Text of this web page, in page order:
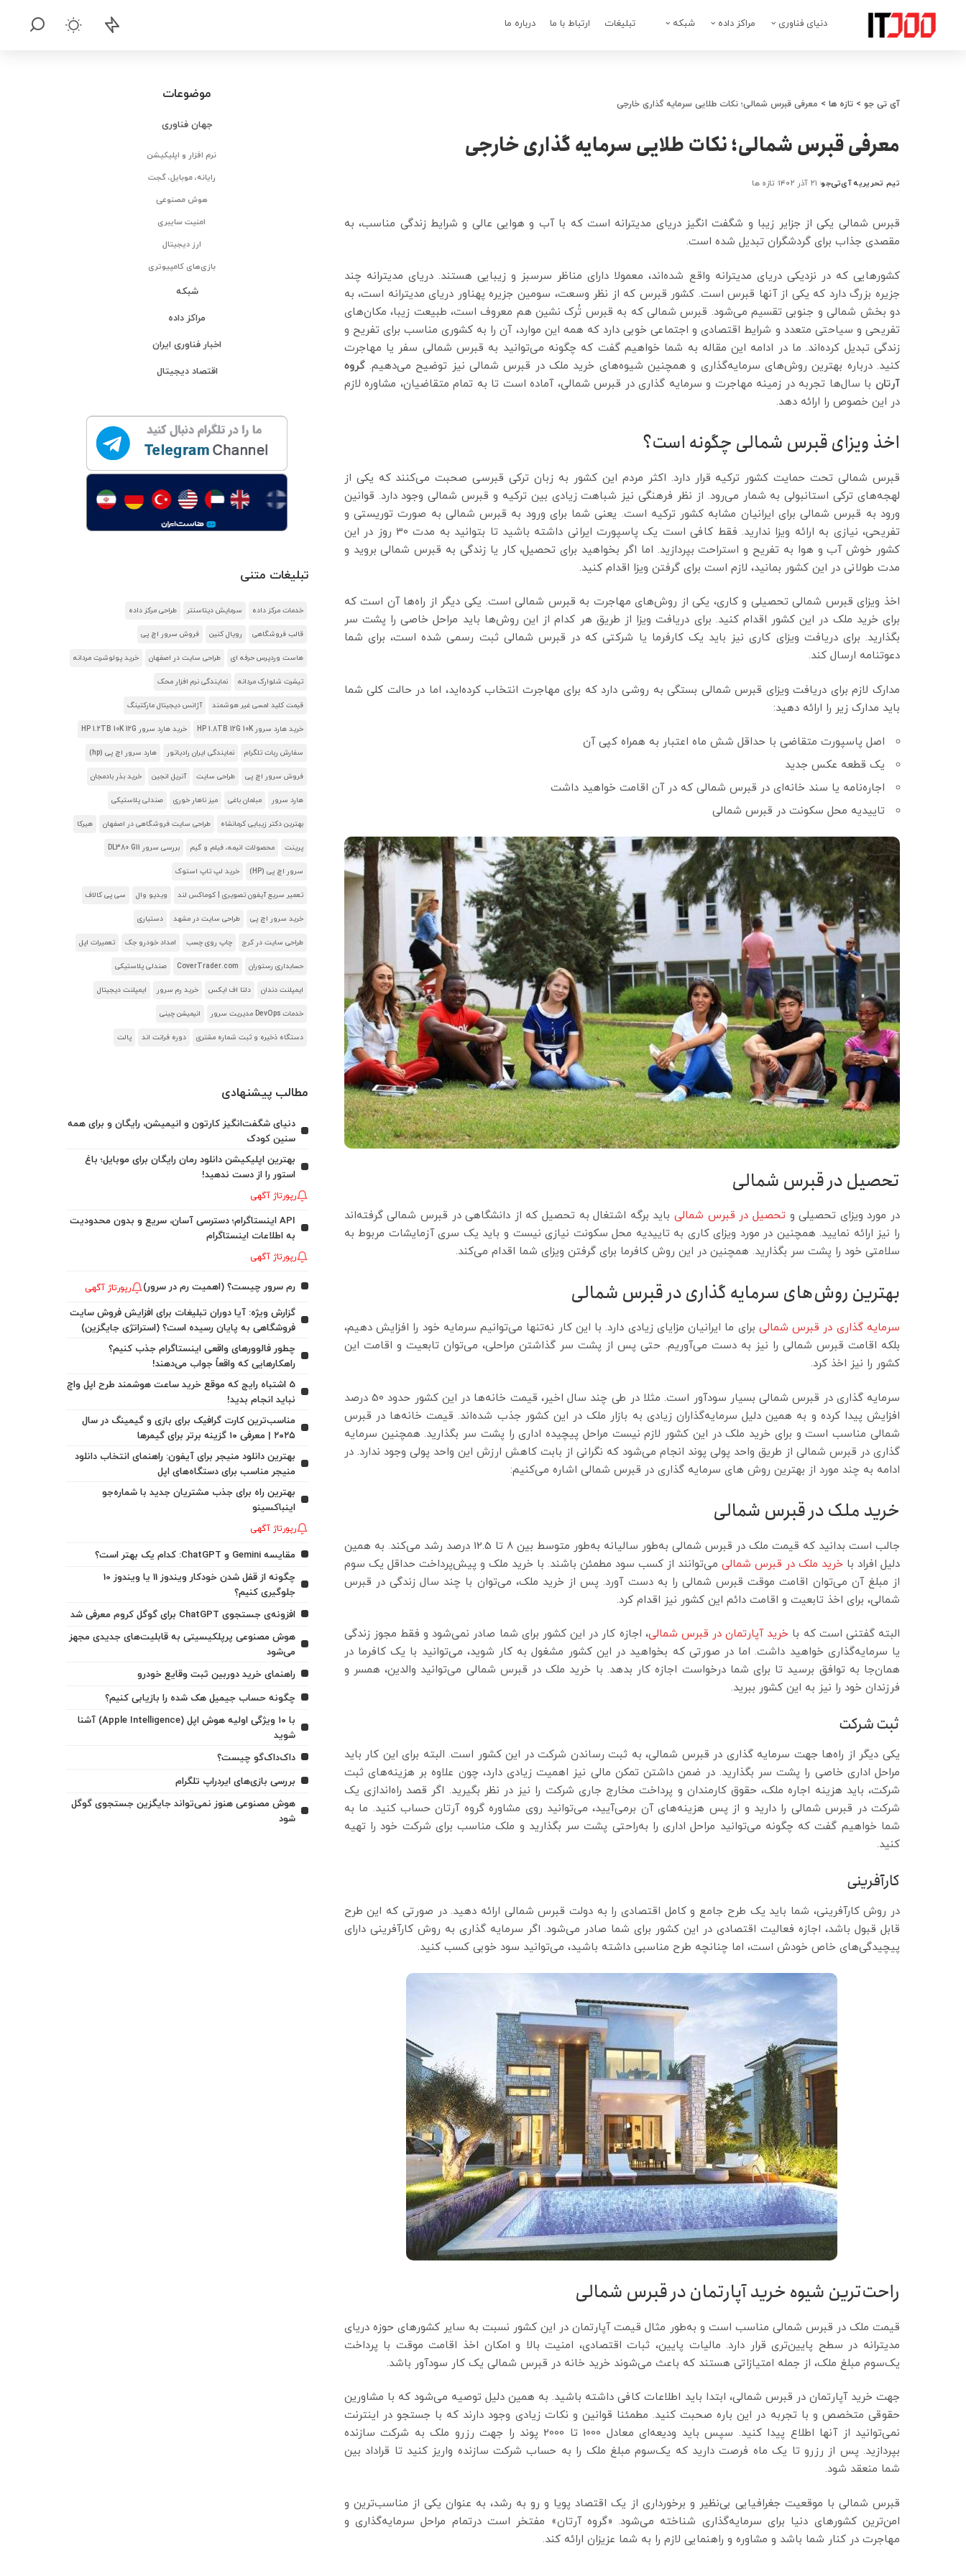
دنیای فناوری مراکز داده شبکه تبلیغات ارتباط با ما درباره ما
آی تی جو > تازه ها > معرفی قبرس شمالی؛ نکات طلایی سرمایه گذاری خارجی
معرفی قبرس شمالی؛ نکات طلایی سرمایه گذاری خارجی
ارسال
تیم تحریریه آی‌تی‌جو ۲۱ آذر ۱۴۰۲ تازه ها
قبرس شمالی یکی از جزایر زیبا و شگفت انگیز دریای مدیترانه است که با آب و هوایی عالی و شرایط زندگی مناسب، به
مقصدی جذاب برای گردشگران تبدیل شده است.
کشورهایی که در نزدیکی دریای مدیترانه واقع شده‌اند، معمولا دارای مناظر سرسبز و زیبایی هستند. دریای مدیترانه چند
جزیره بزرگ دارد که یکی از آنها قبرس است. کشور قبرس که از نظر وسعت، سومین جزیره پهناور دریای مدیترانه است، به
دو بخش شمالی و جنوبی تقسیم می‌شود. قبرس شمالی که به قبرس تُرک نشین هم معروف است، طبیعت زیبا، مکان‌های
تفریحی و سیاحتی متعدد و شرایط اقتصادی و اجتماعی خوبی دارد که همه این موارد، آن را به کشوری مناسب برای تفریح و
زندگی تبدیل کرده‌اند. ما در ادامه این مقاله به شما خواهیم گفت که چگونه می‌توانید به قبرس شمالی سفر یا مهاجرت
کنید. درباره بهترین روش‌های سرمایه‌گذاری و همچنین شیوه‌های خرید ملک در قبرس شمالی نیز توضیح می‌دهیم.گروه
آرتان با سال‌ها تجربه در زمینه مهاجرت و سرمایه گذاری در قبرس شمالی، آماده است تا به تمام متقاضیان، مشاوره لازم
در این خصوص را ارائه دهد.
اخذ ویزای قبرس شمالی چگونه است؟
قبرس شمالی تحت حمایت کشور ترکیه قرار دارد. اکثر مردم این کشور به زبان ترکی قبرسی صحبت می‌کنند که یکی از
لهجه‌های ترکی استانبولی به شمار می‌رود. از نظر فرهنگی نیز شباهت زیادی بین ترکیه و قبرس شمالی وجود دارد. قوانین
ورود به قبرس شمالی برای ایرانیان مشابه کشور ترکیه است. یعنی شما برای ورود به قبرس شمالی به صورت توریستی و
تفریحی، نیازی به ارائه ویزا ندارید. فقط کافی است یک پاسپورت ایرانی داشته باشید تا بتوانید به مدت 30 روز در این
کشور خوش آب و هوا به تفریح و استراحت بپردازید. اما اگر بخواهید برای تحصیل، کار یا زندگی به قبرس شمالی بروید و
مدت طولانی در این کشور بمانید، لازم است برای گرفتن ویزا اقدام کنید.
اخذ ویزای قبرس شمالی تحصیلی و کاری، یکی از روش‌های مهاجرت به قبرس شمالی است. یکی دیگر از راه‌ها آن است که
برای خرید ملک در این کشور اقدام کنید. برای دریافت ویزا از طریق هر کدام از این روش‌ها باید مراحل خاصی را پشت سر
بگذارید. برای دریافت ویزای کاری نیز باید یک کارفرما یا شرکتی که در قبرس شمالی ثبت رسمی شده است، برای شما
دعوتنامه ارسال کند.
مدارک لازم برای دریافت ویزای قبرس شمالی بستگی به روشی دارد که برای مهاجرت انتخاب کرده‌اید، اما در حالت کلی شما
باید مدارک زیر را ارائه دهید:
اصل پاسپورت متقاضی با حداقل شش ماه اعتبار به همراه کپی آن
یک قطعه عکس جدید
اجاره‌نامه یا سند خانه‌ای در قبرس شمالی که در آن اقامت خواهید داشت
تاییدیه محل سکونت در قبرس شمالی
تحصیل در قبرس شمالی
در مورد ویزای تحصیلی وتحصیل در قبرس شمالیباید برگه اشتغال به تحصیل که از دانشگاهی در قبرس شمالی گرفته‌اند
را نیز ارائه نمایید. همچنین در مورد ویزای کاری به تاییدیه محل سکونت نیازی نیست و باید یک سری آزمایشات مربوط به
سلامتی خود را پشت سر بگذارید. همچنین در این روش کافرما برای گرفتن ویزای شما اقدام می‌کند.
بهترین روش‌های سرمایه گذاری در قبرس شمالی
سرمایه گذاری در قبرس شمالی برای ما ایرانیان مزایای زیادی دارد. با این کار نه‌تنها می‌توانیم سرمایه خود را افزایش دهیم،
بلکه اقامت قبرس شمالی را نیز به دست می‌آوریم. حتی پس از پشت سر گذاشتن مراحلی، می‌توان تابعیت و اقامت این
کشور را نیز اخذ کرد.
سرمایه گذاری در قبرس شمالی بسیار سودآور است. مثلا در طی چند سال اخیر، قیمت‌ خانه‌ها در این کشور حدود 50 درصد
افزایش پیدا کرده و به همین دلیل سرمایه‌گذاران زیادی به بازار ملک در این کشور جذب شده‌اند. قیمت خانه‌ها در قبرس
شمالی مناسب است و برای خرید ملک در این کشور لازم نیست مراحل پیچیده اداری را پشت سر بگذارید. همچنین سرمایه
گذاری در قبرس شمالی از طریق واحد پولی پوند انجام می‌شود که نگرانی از بابت کاهش ارزش این واحد پولی وجود ندارد. در
ادامه به چند مورد از بهترین روش های سرمایه گذاری در قبرس شمالی اشاره می‌کنیم:
خرید ملک در قبرس شمالی
جالب است بدانید که قیمت ملک در قبرس شمالی به‌طور سالیانه به‌طور متوسط بین 8 تا 12.5 درصد رشد می‌کند. به همین
دلیل افراد با خرید ملک در قبرس شمالی می‌توانند از کسب سود مطمئن باشند. با خرید ملک و پیش‌پرداخت حداقل یک سوم
از مبلغ آن می‌توان اقامت موقت قبرس شمالی را به دست آورد. پس از خرید ملک، می‌توان با چند سال زندگی در قبرس
شمالی، برای اخذ تابعیت و اقامت دائم این کشور نیز اقدام کرد.
البته گفتنی است که با خرید آپارتمان در قبرس شمالی، اجازه کار در این کشور برای شما صادر نمی‌شود و فقط مجوز زندگی
یا سرمایه‌گذاری خواهید داشت. اما در صورتی که بخواهید در این کشور مشغول به کار شوید، می‌‌توانید با یک کافرما در
همان‌جا به توافق برسید تا برای شما درخواست اجازه کار بدهد. با خرید ملک در قبرس شمالی می‌توانید والدین، همسر و
فرزندان خود را نیز به این کشور ببرید.
ثبت شرکت
یکی دیگر از راه‌ها جهت سرمایه گذاری در قبرس شمالی، به ثبت رساندن شرکت در این کشور است. البته برای این کار باید
مراحل اداری خاصی را پشت سر بگذارید. در ضمن داشتن تمکن مالی نیز اهمیت زیادی دارد، چون علاوه بر هزینه‌های ثبت
شرکت، باید هزینه اجاره ملک، حقوق کارمندان و پرداخت مخارج جاری شرکت را نیز در نظر بگیرید. اگر قصد راه‌اندازی یک
شرکت در قبرس شمالی را دارید و از پس هزینه‌های آن برمی‌آیید، می‌توانید روی مشاوره گروه آرتان حساب کنید. ما به
شما خواهیم گفت که چگونه می‌توانید مراحل اداری را به‌راحتی پشت سر بگذارید و ملک مناسب برای شرکت خود را تهیه
کنید.
کارآفرینی
در روش کارآفرینی، شما باید یک طرح جامع و کامل اقتصادی را به دولت قبرس شمالی ارائه دهید. در صورتی که این طرح
قابل قبول باشد، اجازه فعالیت اقتصادی در این کشور برای شما صادر می‌شود. اگر سرمایه گذاری به روش کارآفرینی دارای
پیچیدگی‌های خاص خودش است، اما چنانچه طرح مناسبی داشته باشید، می‌توانید سود خوبی کسب کنید.
راحت‌ترین شیوه خرید آپارتمان در قبرس شمالی
قیمت ملک در قبرس شمالی مناسب است و به‌طور مثال قیمت آپارتمان در این کشور نسبت به سایر کشورهای حوزه دریای
مدیترانه در سطح پایین‌تری قرار دارد. مالیات پایین، ثبات اقتصادی، امنیت بالا و امکان اخذ اقامت موقت با پرداخت
یک‌سوم مبلغ ملک، از جمله امتیازاتی هستند که باعث می‌شوند خرید خانه در قبرس شمالی یک کار سودآور باشد.
جهت خرید آپارتمان در قبرس شمالی، ابتدا باید اطلاعات کافی داشته باشید. به همین دلیل توصیه می‌شود که با مشاورین
حقوقی متخصص و با تجربه در این باره صحبت کنید. مطمئنا قوانین و نکات زیادی وجود دارند که با جستجو در اینترنت
نمی‌توانید از آنها اطلاع پیدا کنید. سپس باید ودیعه‌ای معادل 1000 تا 2000 پوند را جهت رزرو ملک به شرکت سازنده
بپردازید. پس از رزرو تا یک ماه فرصت دارید که یک‌سوم مبلغ ملک را به حساب شرکت سازنده واریز کنید تا قراداد بین
شما منعقد شود.
قبرس شمالی با موقعیت جغرافیایی بی‌نظیر و برخورداری از یک اقتصاد پویا و رو به رشد، به عنوان یکی از مناسب‌ترین و
امن‌ترین کشورهای دنیا برای سرمایه‌گذاری شناخته می‌شود. «گروه آرتان» مفتخر است درتمام مراحل سرمایه‌گذاری و
مهاجرت در کنار شما باشد و مشاوره و راهنمایی لازم را به شما عزیزان ارائه کند.
موضوعات
جهان فناوری
نرم افزار و اپلیکیشن
رایانه، موبایل، گجت
هوش مصنوعی
امنیت سایبری
ارز دیجیتال
بازی‌های کامپیوتری
شبکه
مراکز داده
اخبار فناوری ایران
اقتصاد دیجیتال
تبلیغات متنی
خدمات مرکز داده سرمایش دیتاسنتر طراحی مرکز داده
قالب فروشگاهی رویال کنین فروش سرور اچ پی
هاست وردپرس حرفه ای طراحی سایت در اصفهان خرید پولوشرت مردانه
تیشرت شلوارک مردانه نمایندگی نرم افزار محک
قیمت کلید لمسی غیر هوشمند آژانس دیجیتال مارکتینگ
خرید هارد سرور HP 1.8TB 12G 10K خرید هارد سرور HP 1.2TB 10K 12G
سفارش ربات تلگرام نمایندگی ایران رادیاتور هارد سرور اچ پی (hp)
فروش سرور اچ پی طراحی سایت آنریل انجین خرید بذر بادمجان
هارد سرور مبلمان باغی میز ناهار خوری صندلی پلاستیکی
بهترین دکتر زیبایی کرمانشاه طراحی سایت فروشگاهی در اصفهان هیرکا
پرینت محصولات انیمه، فیلم و گیم بررسی سرور DL380 G11
سرور اچ پی (HP) خرید لپ تاپ استوک
تعمیر سریع آیفون تصویری | کوماکس لند ویدیو وال سی پی کالاف
خرید سرور اچ پی طراحی سایت در مشهد دستیاری
طراحی سایت در کرج چاپ روی چسب امداد خودرو جک تعمیرات اپل
حسابداری رستوران CoverTrader.com صندلی پلاستیکی
ایمپلنت دندان دلتا اف ایکس خرید رم سرور ایمپلنت دیجیتال
خدمات DevOps مدیریت سرور انیمیشن چینی
دستگاه ذخیره و ثبت شماره مشتری دوره فرانت اند پالت
مطالب پیشنهادی
دنیای شگفت‌انگیز کارتون و انیمیشن، رایگان و برای همه
سنین کودک
بهترین اپلیکیشن دانلود رمان رایگان برای موبایل؛ باغ
استور را از دست ندهید!
رپورتاژ آگهی
API اینستاگرام؛ دسترسی آسان، سریع و بدون محدودیت
به اطلاعات اینستاگرام
رپورتاژ آگهی
رم سرور چیست؟ (اهمیت رم در سرور) رپورتاژ آگهی
گزارش ویژه: آیا دوران تبلیغات برای افزایش فروش سایت
فروشگاهی به پایان رسیده است؟ (استراتژی جایگزین)
چطور فالوورهای واقعی اینستاگرام جذب کنیم؟
راهکارهایی که واقعاً جواب می‌دهند!
5 اشتباه رایج که موقع خرید ساعت هوشمند طرح اپل واچ
نباید انجام بدید!
مناسب‌ترین کارت گرافیک برای بازی و گیمینگ در سال
۲۰۲۵ | معرفی ۱۰ گزینه برتر برای گیمرها
بهترین دانلود منیجر برای آیفون: راهنمای انتخاب دانلود
منیجر مناسب برای دستگاه‌های اپل
بهترین راه برای جذب مشتریان جدید با شماره‌جو
اینباکسینو
رپورتاژ آگهی
مقایسه Gemini و ChatGPT: کدام یک بهتر است؟
چگونه از قفل شدن خودکار ویندوز 11 یا ویندوز 10
جلوگیری کنیم؟
افزونه‌ی جستجوی ChatGPT برای گوگل کروم معرفی شد
هوش مصنوعی پرپلکیسیتی به قابلیت‌های جدیدی مجهز
می‌شود
راهنمای خرید دوربین ثبت وقایع خودرو
چگونه حساب جیمیل هک شده را بازیابی کنیم؟
با ۱۰ ویژگی اولیه هوش اپل (Apple Intelligence) آشنا
شوید
داک‌داک‌گو چیست؟
بررسی بازی‌های ایردراپ تلگرام
هوش مصنوعی هنوز نمی‌تواند جایگزین جستجوی گوگل
شود